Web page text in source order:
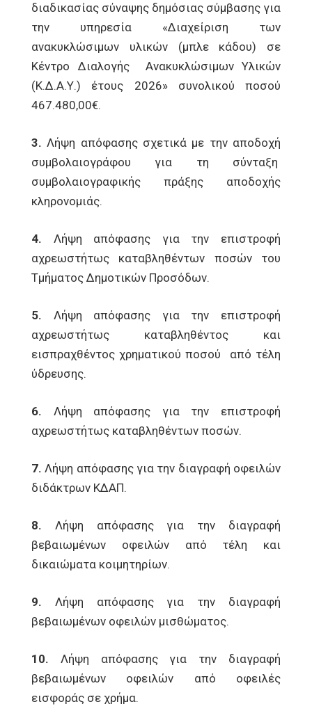
διαδικασίας σύναψης δημόσιας σύμβασης για
την υπηρεσία «Διαχείριση των
ανακυκλώσιμων υλικών (μπλε κάδου) σε
Κέντρο Διαλογής Ανακυκλώσιμων Υλικών
(Κ.Δ.Α.Υ.) έτους 2026» συνολικού ποσού
467.480,00€.
3. Λήψη απόφασης σχετικά με την αποδοχή
συμβολαιογράφου για τη σύνταξη
συμβολαιογραφικής πράξης αποδοχής
κληρονομιάς.
4. Λήψη απόφασης για την επιστροφή
αχρεωστήτως καταβληθέντων ποσών του
Τμήματος Δημοτικών Προσόδων.
5. Λήψη απόφασης για την επιστροφή
αχρεωστήτως καταβληθέντος και
εισπραχθέντος χρηματικού ποσού από τέλη
ύδρευσης.
6. Λήψη απόφασης για την επιστροφή
αχρεωστήτως καταβληθέντων ποσών.
7. Λήψη απόφασης για την διαγραφή οφειλών
διδάκτρων ΚΔΑΠ.
8. Λήψη απόφασης για την διαγραφή
βεβαιωμένων οφειλών από τέλη και
δικαιώματα κοιμητηρίων.
9. Λήψη απόφασης για την διαγραφή
βεβαιωμένων οφειλών μισθώματος.
10. Λήψη απόφασης για την διαγραφή
βεβαιωμένων οφειλών από οφειλές
εισφοράς σε χρήμα.